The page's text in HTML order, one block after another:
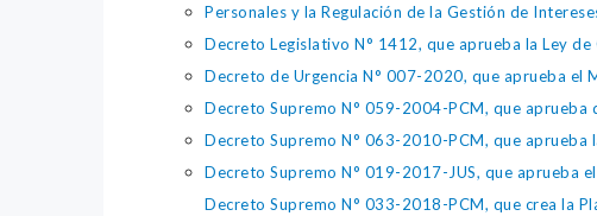
Personales y la Regulación de la Gestión de
Decreto Legislativo N° 1412, que aprueba la Ley
Decreto de Urgencia N° 007-2020, que aprueba el
Decreto Supremo N° 059-2004-PCM, que
Decreto Supremo N° 063-2010-PCM, que aprueba
Decreto Supremo N° 019-2017-JUS, que aprueba
Decreto Supremo N° 033-2018-PCM, que crea la